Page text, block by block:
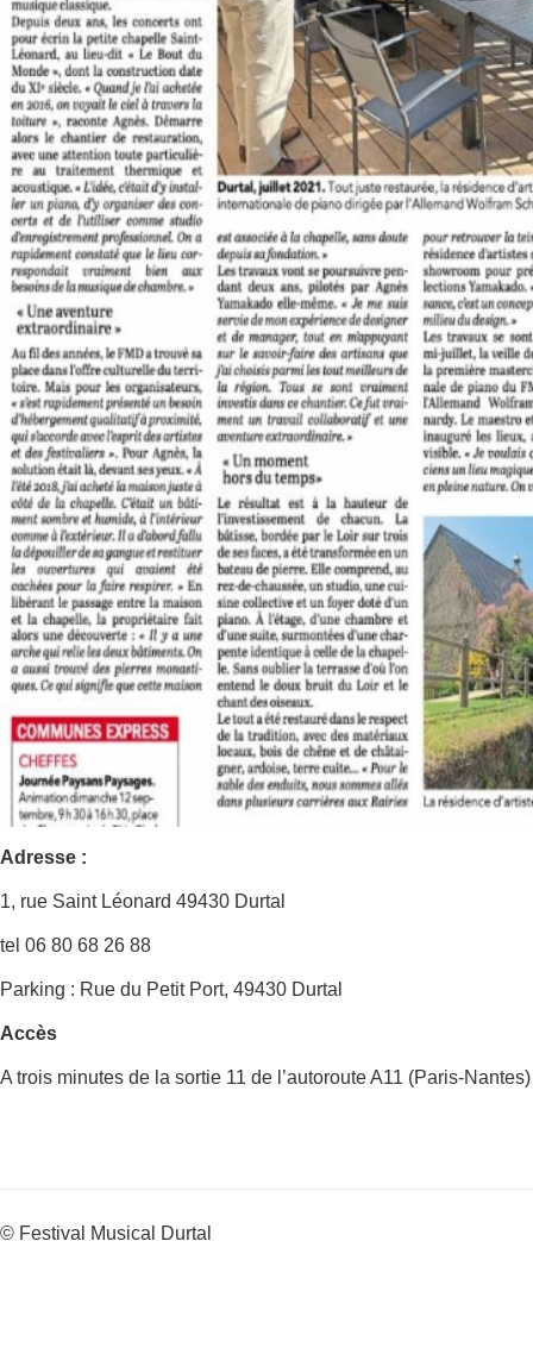
Adresse :
1, rue Saint Léonard 49430 Durtal
tel 06 80 68 26 88
Parking : Rue du Petit Port, 49430 Durtal
Accès
A trois minutes de la sortie 11 de l’autoroute A11 (Paris-Nantes)
© Festival Musical Durtal